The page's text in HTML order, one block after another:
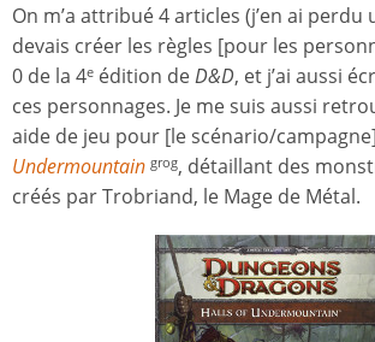
On m’a attribué 4 articles (j’en ai perdu
devais créer les règles [pour les
0 de la 4e édition deD&D, et j’ai aussi
ces personnages. Je me suis aussi
aide de jeu pour [le scénario/campagne]
Undermountain grog, détaillant des
créés par Trobriand, le Mage de Métal.